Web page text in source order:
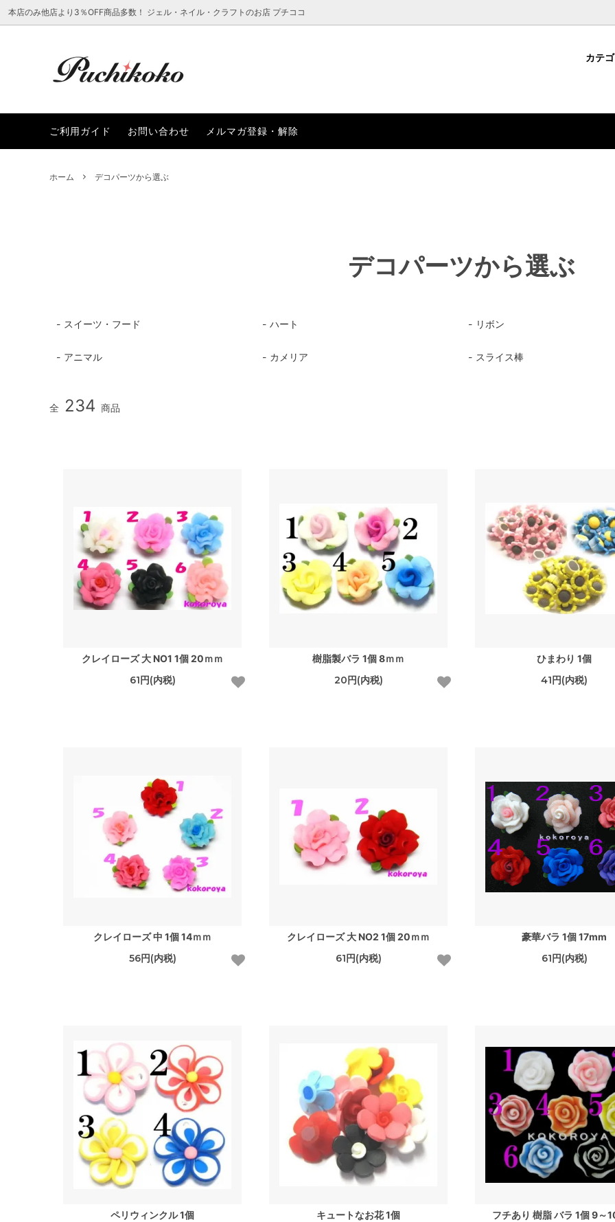
本店のみ他店より3％OFF商品多数！ ジェル・ネイル・クラフトのお店 プチココ
カテ
レジン・クラフト用品 ファッション雑貨
まつ毛エクステアイテムから選ぶ ブランドから選ぶ
ご利用ガイド お問い合わせ メルマガ登録・解除
ホーム デコパーツから選ぶ
デコパーツから選ぶ
スイーツ・フード ハート リボン
アニマル カメリア スライス棒
全 234 商品
クレイローズ 大 NO1 1個 20ｍｍ
61円(内税)
樹脂製バラ 1個 8ｍｍ
20円(内税)
ひまわり 1個
41円(内税)
クレイローズ 中 1個 14ｍｍ
56円(内税)
クレイローズ 大 NO2 1個 20ｍｍ
61円(内税)
豪華バラ 1個 17mm
61円(内税)
ペリウィンクル 1個 キュートなお花 1個 フチあり 樹脂 バラ 1個 9～